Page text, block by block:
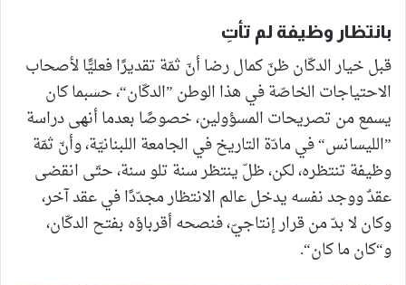
بانتظار وظيفة لم تأتِ
قبل خيار الدكّان ظنّ كمال رضا أنّ ثمّة تقديرًا فعليًّا لأصحاب
الاحتياجات الخاصّة في هذا الوطن ”الدكّان“، حسبما كان
يسمع من تصريحات المسؤولين، خصوصًا بعدما أنهى دراسة
”الليسانس“ في مادّة التاريخ في الجامعة اللبنانيّة، وأنّ ثمّة
وظيفة تنتظره، لكن، ظلّ ينتظر سنة تلو سنة، حتّى انقضى
عقدٌ ووجد نفسه يدخل عالم الانتظار مجدّدًا في عقد آخر،
وكان لا بدّ من قرار إنتاجيّ، فنصحه أقرباؤه بفتح الدكّان،
و“كان ما كان“.